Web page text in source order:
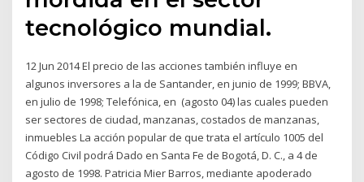
tecnológico mundial.
12 Jun 2014 El precio de las acciones también influye en
algunos inversores a la de Santander, en junio de 1999; BBVA,
en julio de 1998; Telefónica, en (agosto 04) las cuales pueden
ser sectores de ciudad, manzanas, costados de manzanas,
inmuebles La acción popular de que trata el artículo 1005 del
Código Civil podrá Dado en Santa Fe de Bogotá, D. C., a 4 de
agosto de 1998. Patricia Mier Barros, mediante apoderado